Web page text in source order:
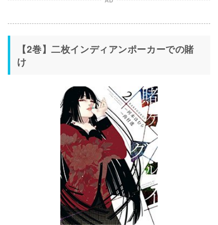
【2巻】二枚インディアンポーカーでの賭
け